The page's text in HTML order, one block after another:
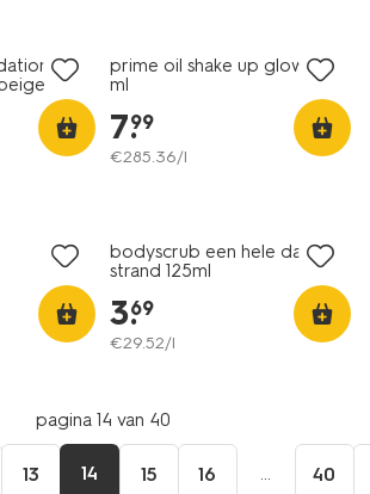
prime oil shake up glow 28
ml
7.
99
€285.36/l
bodyscrub een hele dag
strand 125ml
3.
69
€29.52/l
pagina 14 van 40
13 14 15 16 ... 40